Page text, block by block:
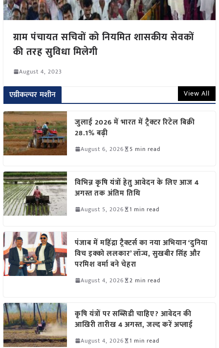
ग्राम पंचायत सचिवों को नियमित शासकीय सेवकों
की तरह सुविधा मिलेगी
August 4, 2023
एग्रीकल्चर मशीन View All
जुलाई 2026 में भारत में ट्रैक्टर रिटेल बिक्री
28.1% बढ़ी
August 6, 2026 5 min read
विभिन्न कृषि यंत्रों हेतु आवेदन के लिए आज 4
अगस्त तक अंतिम तिथि
August 5, 2026 1 min read
पंजाब में महिंद्रा ट्रैक्टर्स का नया अभियान ‘दुनिया
विच इक्को ललकार’ लॉन्च, सुखबीर सिंह और
परमिश वर्मा बने चेहरा
August 4, 2026 2 min read
कृषि यंत्रों पर सब्सिडी चाहिए? आवेदन की
आखिरी तारीख 4 अगस्त, जल्द करें अप्लाई
August 4, 2026 1 min read